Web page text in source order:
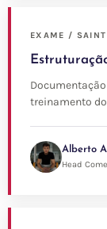
EXAME / SAINT
treinamento
Alberto
Head